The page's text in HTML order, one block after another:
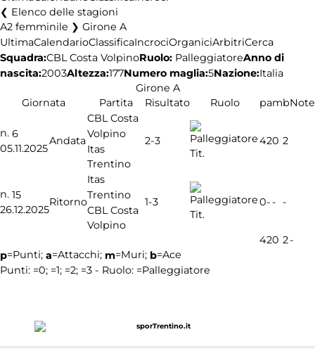
Elenco delle stagioni
A2 femminile ❯ Girone A
UltimaCalendarioClassificaIncrociOrganiciArbitriCerca
Squadra:CBL Costa VolpinoRuolo: PalleggiatoreAnno di
nascita:2003Altezza:177Numero maglia:5Nazione:Italia
Girone A
Giornata
Partita Risultato Ruolo pambNote
n. 6
05.11.2025
Andata
CBL Costa
Volpino
Itas
Trentino
2-3
Tit.
420 2
n. 15
26.12.2025
Ritorno
Itas
Trentino
CBL Costa
Volpino
1-3
Tit.
0- - -
420 2-
p=Punti; a=Attacchi; m=Muri; b=Ace
Punti: =0; =1; =2; =3 - Ruolo: =Palleggiatore